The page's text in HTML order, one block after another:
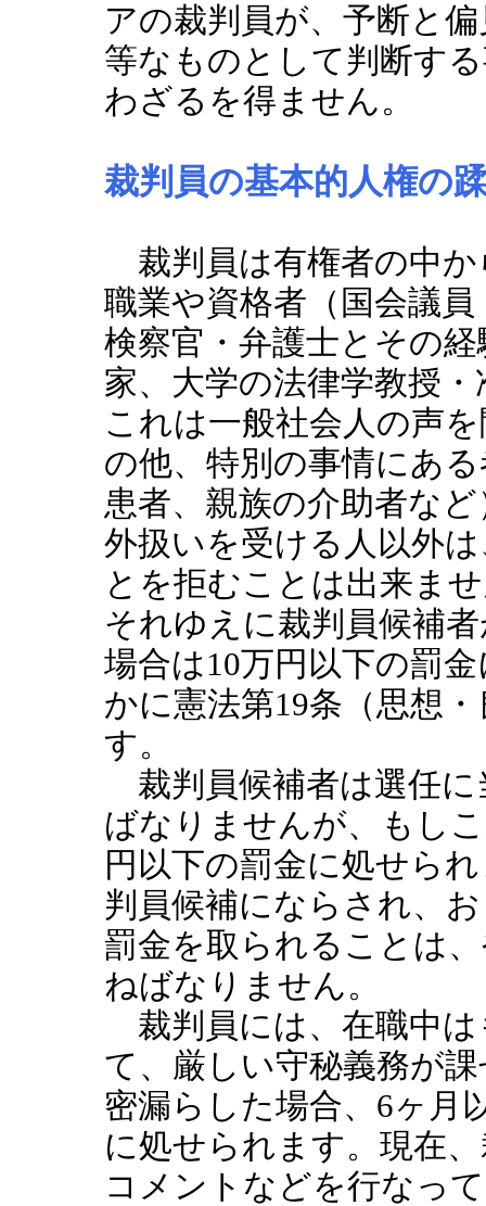
アの裁判員が、予断と
等なものとして判断す
わざるを得ません。
裁判員の基本的人権の
裁判員は有権者の中か
職業や資格者（国会議
検察官・弁護士とその
家、大学の法律学教授
これは一般社会人の声
の他、特別の事情にあ
患者、親族の介助者な
外扱いを受ける人以外
とを拒むことは出来ま
それゆえに裁判員候補
場合は10万円以下の罰
かに憲法第19条（思想
す。
裁判員候補者は選任に
ばなりませんが、もし
円以下の罰金に処せら
判員候補にならされ、
罰金を取られることは
ねばなりません。
裁判員には、在職中は
て、厳しい守秘義務が
密漏らした場合、6ヶ月
に処せられます。現在
コメントなどを行なっ